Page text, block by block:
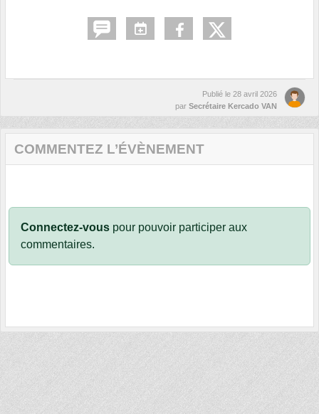
Publié le 28 avril 2026
par Secrétaire Kercado VAN
COMMENTEZ L’ÉVÈNEMENT
Connectez-vous pour pouvoir participer aux
commentaires.